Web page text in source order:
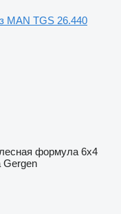
MAN TGS 26.440
формула 6x4
Gergen